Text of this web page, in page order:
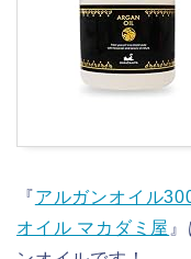
『アルガンオイル
オイル マカダミ屋